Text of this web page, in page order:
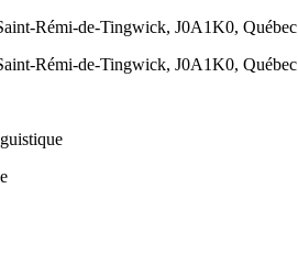
Rémi-de-Tingwick, J0A1K0, Québec
Rémi-de-Tingwick, J0A1K0, Québec